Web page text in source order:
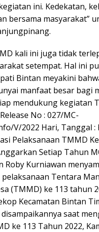
ini. Kedekatan,
bersama masyarakat”
kali ini juga tidak
setempat. Hal ini
Bintan meyakini
manfaat besar bagi
mendukung kegiatan
No : 027/MC-
V/2022 Hari, Tanggal :
Pelaksanaan TMMD
Setiap Tahun
Roby Kurniawan
Tentara
(TMMD) ke 113 tahun
Kecamatan Bintan
saat
ke 113 Tahun 2022,